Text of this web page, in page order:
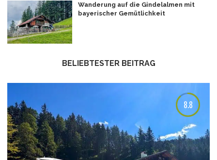
Wanderung auf die Gindelalmen mit
bayerischer Gemütlichkeit
BELIEBTESTER BEITRAG
8.8